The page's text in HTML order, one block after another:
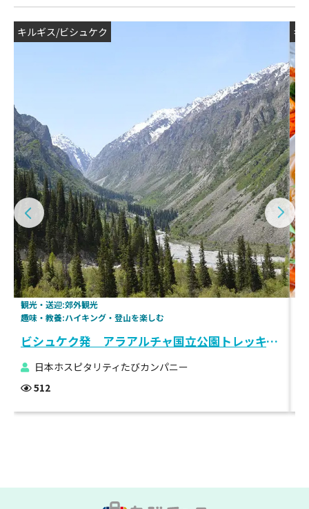
キルギス/ビシュケク
観光・送迎:郊外観光
趣味・教養:ハイキング・登山を楽しむ
ビシュケク発 アラアルチャ国立公園トレッキングツアー
日本ホスピタリティたびカンパニー
512
キ